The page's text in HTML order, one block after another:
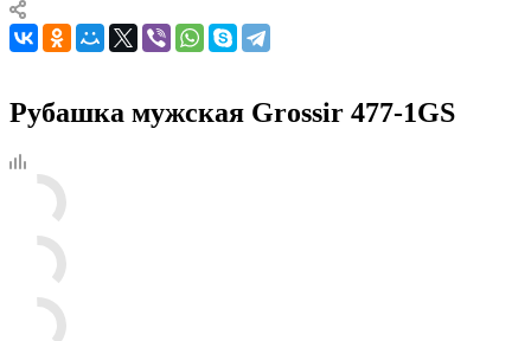
Рубашка мужская Grossir 477-1GS